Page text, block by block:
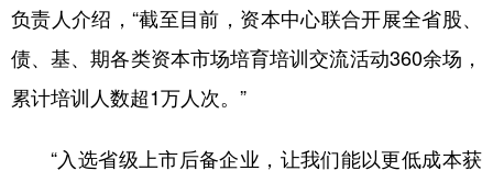
负责人介绍，“截至目前，资本中心联合开展全省股、
债、基、期各类资本市场培育培训交流活动360余场，
累计培训人数超1万人次。”
“入选省级上市后备企业，让我们能以更低成本获